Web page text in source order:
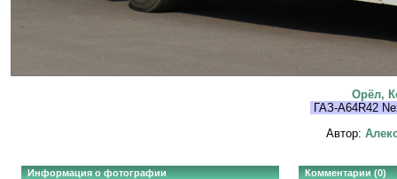
Орёл,
ГАЗ-A64R42
Автор:
Информация о фотографии Комментарии (0)